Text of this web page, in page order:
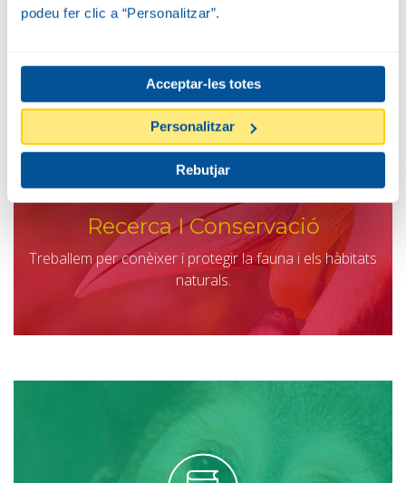
podeu fer clic a “Personalitzar”.
Acceptar-les totes
Personalitzar
Rebutjar
Recerca I Conservació
Treballem per conèixer i protegir la fauna i els hàbitats
naturals.